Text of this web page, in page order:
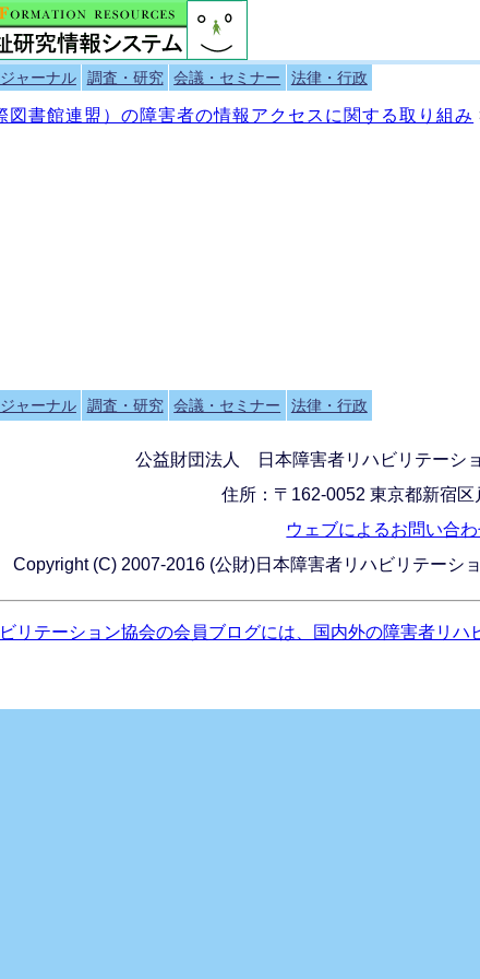
ャーナル 調査・研究 会議・セミナー 法律・行政
図書館連盟）の障害者の情報アクセスに関する取り組み
ャーナル 調査・研究 会議・セミナー 法律・行政
公益財団法人 日本障害者リハビリテーシ
住所：〒162-0052 東京都新宿区
ウェブによるお問い合
Copyright (C) 2007-2016 (公財)日本障害者リハビリテーシ
リテーション協会の会員ブログには、国内外の障害者リハ